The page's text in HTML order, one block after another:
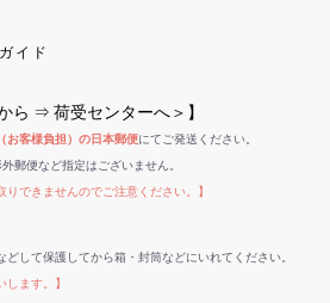
イド
ら ⇒ 荷受センターへ＞】
お客様負担）の日本郵便にてご発送ください。
郵便など指定はございません。
できませんのでご注意ください。】
して保護してから箱・封筒などにいれてください。
ます。】